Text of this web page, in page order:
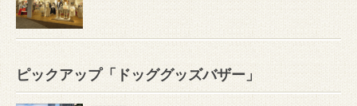
ピックアップ「ドッググッズバザー」